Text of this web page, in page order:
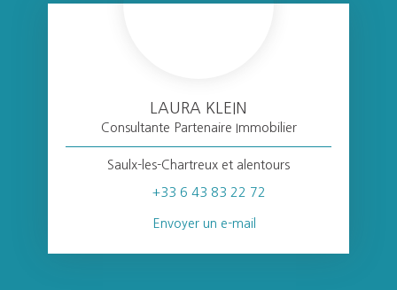
LAURA KLEIN
Consultante Partenaire Immobilier
Saulx-les-Chartreux et alentours
+33 6 43 83 22 72
Envoyer un e-mail